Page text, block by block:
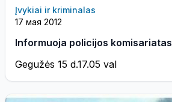
Įvykiai ir kriminalas
17 мая 2012
Informuoja policijos komisariatas
Gegužės 15 d.17.05 val